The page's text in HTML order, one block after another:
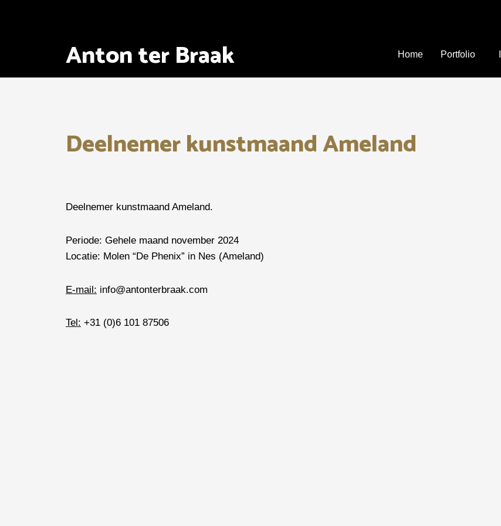
Anton ter Braak Home Portfolio
Deelnemer kunstmaand Ameland
Deelnemer kunstmaand Ameland.
Periode: Gehele maand november 2024
Locatie: Molen “De Phenix” in Nes (Ameland)
E-mail: info@antonterbraak.com
Tel: +31 (0)6 101 87506